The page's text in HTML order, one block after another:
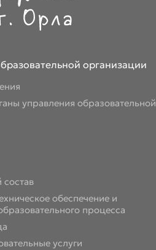
организации
управления образовательной
состав
обеспечение и
процесса
услуги